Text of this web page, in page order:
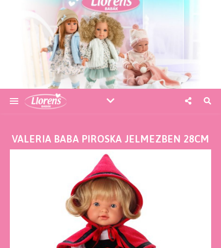
VALERIA BABA PIROSKA JELMEZBEN 28CM